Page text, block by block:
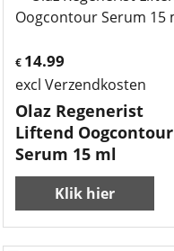
€ 14.99
excl Verzendkosten
Olaz Regenerist
Liftend Oogcontour
Serum 15 ml
Klik hier